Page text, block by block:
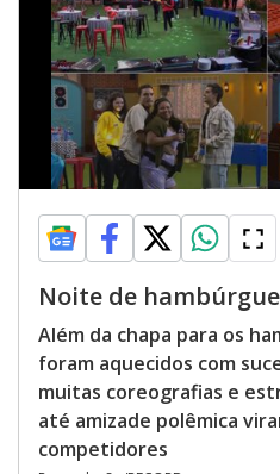
Noite de
Além da chapa para os
foram aquecidos com
muitas coreografias e
até amizade polêmica
competidores